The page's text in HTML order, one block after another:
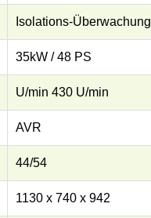
Isolations-Überwachung
35kW / 48 PS
U/min 430 U/min
AVR
44/54
1130 x 740 x 942